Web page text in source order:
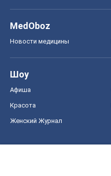
MedOboz
Новости медицины
Шоу
Афиша
Красота
Женский Журнал